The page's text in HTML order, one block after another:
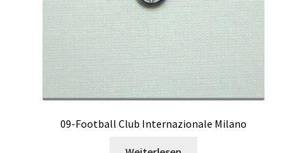
09-Football Club Internazionale Milano